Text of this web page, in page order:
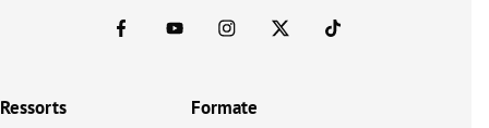
Ressorts Formate